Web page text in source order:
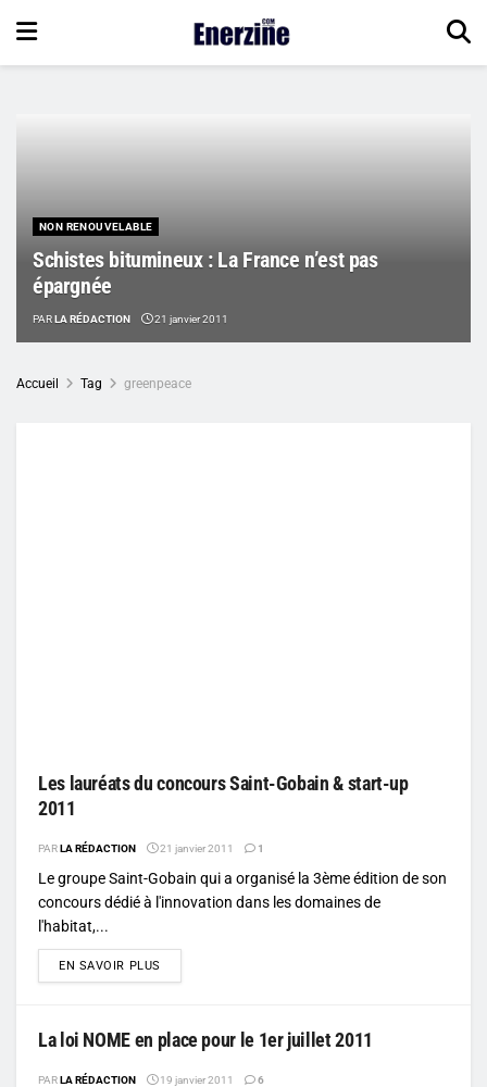
NON RENOUVELABLE
Schistes bitumineux : La France n’est pas
épargnée
PARLA RÉDACTION 21 janvier 2011
Accueil Tag greenpeace
Les lauréats du concours Saint-Gobain & start-up
2011
PARLA RÉDACTION 21 janvier 2011 1
Le groupe Saint-Gobain qui a organisé la 3ème édition de son
concours dédié à l'innovation dans les domaines de
l'habitat,...
EN SAVOIR PLUS
La loi NOME en place pour le 1er juillet 2011
PARLA RÉDACTION 19 janvier 2011 6